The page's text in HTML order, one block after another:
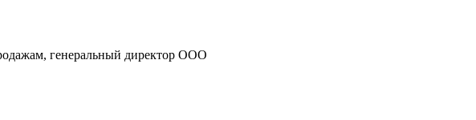
генеральный директор ООО